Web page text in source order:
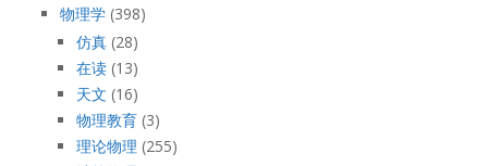
物理学 (398)
仿真 (28)
在读 (13)
天文 (16)
物理教育 (3)
理论物理 (255)